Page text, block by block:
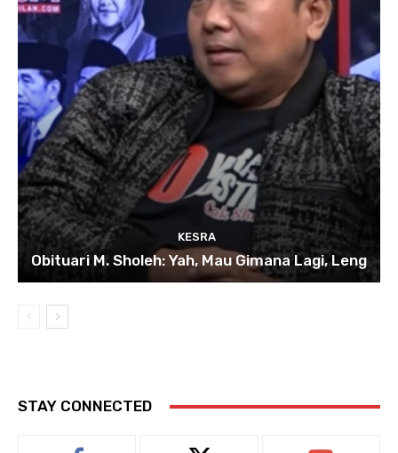
KESRA
Obituari M. Sholeh: Yah, Mau Gimana Lagi, Leng
STAY CONNECTED